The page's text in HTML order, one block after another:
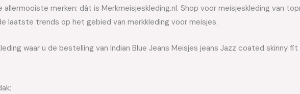
merken: dát is Merkmeisjeskleding.nl. Shop voor meisjeskleding van
laatste trends op het gebied van merkkleding voor meisjes.
waar u de bestelling van Indian Blue Jeans Meisjes jeans Jazz coated skinny